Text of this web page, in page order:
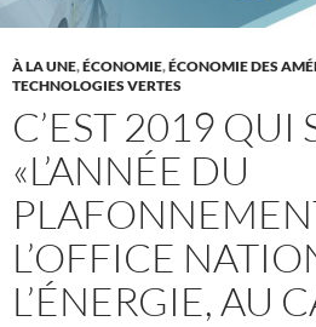
À LA UNE,ÉCONOMIE,ÉCONOMIE DES
TECHNOLOGIES VERTES
C’EST 2019 QUI
«L’ANNÉE DU
L’OFFICE
L’ÉNERGIE, AU